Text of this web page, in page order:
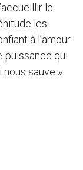
le
les
à l’amour
puissance qui
sauve ».